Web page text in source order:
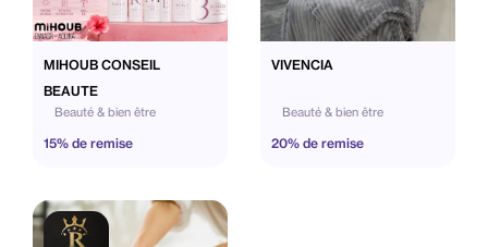
MIHOUB CONSEIL
BEAUTE
Beauté & bien être
15% de remise
VIVENCIA
Beauté & bien être
20% de remise